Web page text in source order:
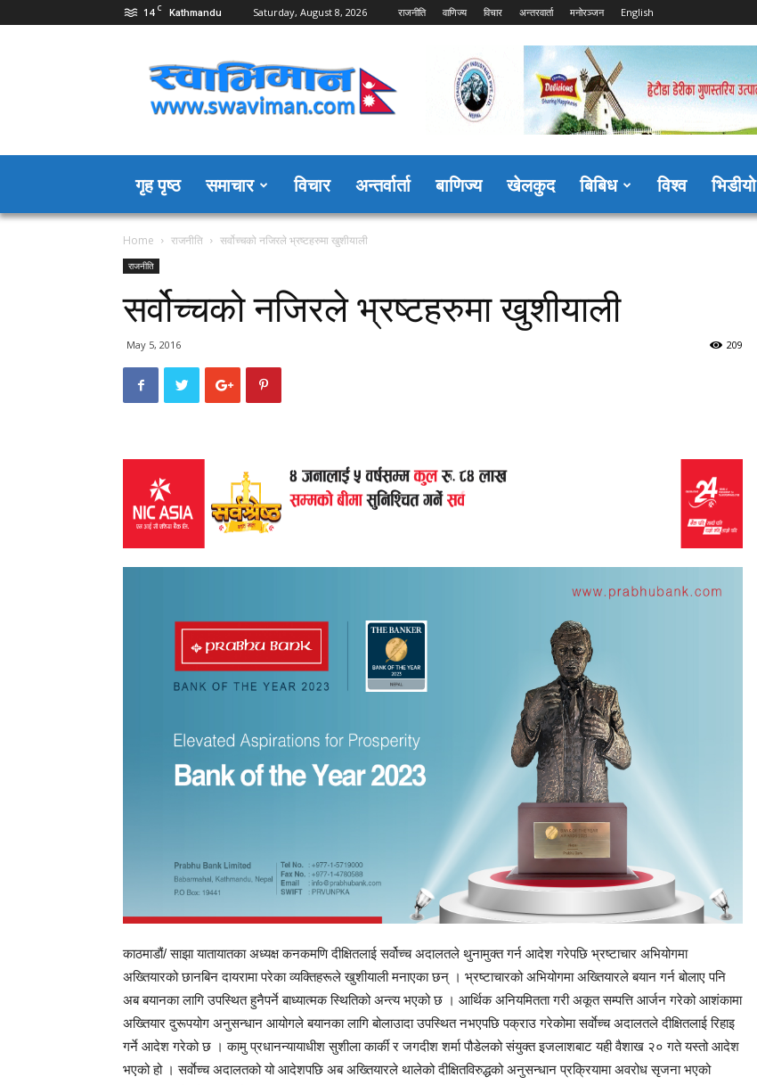
14 C Kathmandu Saturday, August 8, 2026 राजनीति वाणिज्य विचार अन्तरवार्ता मनोरञ्जन English
Swaviman
Nepal
गृह पृष्ठ समाचार विचार अन्तर्वार्ता बाणिज्य खेलकुद बिबिध विश्व भिडीयो
Home राजनीति सर्वोच्चको नजिरले भ्रष्टहरुमा खुशीयाली
राजनीति
सर्वोच्चको नजिरले भ्रष्टहरुमा खुशीयाली
May 5, 2016 209
काठमाडौं/ साझा यातायातका अध्यक्ष कनकमणि दीक्षितलाई सर्वोच्च अदालतले थुनामुक्त गर्न आदेश गरेपछि भ्रष्टाचार अभियोगमा
अख्तियारको छानबिन दायरामा परेका व्यक्तिहरूले खुशीयाली मनाएका छन् । भ्रष्टाचारको अभियोगमा अख्तियारले बयान गर्न बोलाए पनि
अब बयानका लागि उपस्थित हुनैपर्ने बाध्यात्मक स्थितिको अन्त्य भएको छ । आर्थिक अनियमितता गरी अकूत सम्पत्ति आर्जन गरेको आशंकामा
अख्तियार दुरूपयोग अनुसन्धान आयोगले बयानका लागि बोलाउादा उपस्थित नभएपछि पक्राउ गरेकोमा सर्वाेच्च अदालतले दीक्षितलाई रिहाइ
गर्ने आदेश गरेको छ । कामु प्रधानन्यायाधीश सुशीला कार्की र जगदीश शर्मा पौडेलको संयुक्त इजलाशबाट यही वैशाख २० गते यस्तो आदेश
भएको हो । सर्वाेच्च अदालतको यो आदेशपछि अब अख्तियारले थालेको दीक्षितविरुद्धको अनुसन्धान प्रक्रियामा अवरोध सृजना भएको